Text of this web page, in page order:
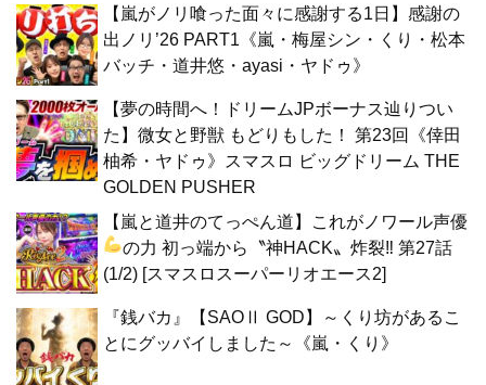
【嵐がノリ喰った面々に感謝する1日】感謝の
出ノリ’26 PART1《嵐・梅屋シン・くり・松本
バッチ・道井悠・ayasi・ヤドゥ》
【夢の時間へ！ドリームJPボーナス辿りつい
た】微女と野獣 もどりもした！ 第23回《倖田
柚希・ヤドゥ》スマスロ ビッグドリーム THE
GOLDEN PUSHER
【嵐と道井のてっぺん道】これがノワール声優
の力 初っ端から〝神HACK〟炸裂‼ 第27話
(1/2) [スマスロスーパーリオエース2]
『銭バカ』【SAOⅡ GOD】～くり坊があるこ
とにグッバイしました～《嵐・くり》